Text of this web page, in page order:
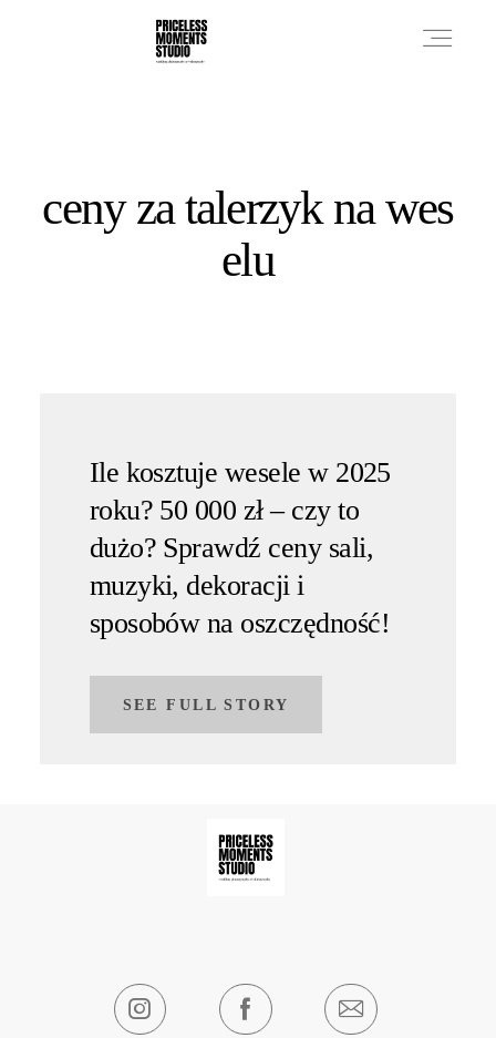
ceny za talerzyk na wes
elu
Ile kosztuje wesele w 2025
roku? 50 000 zł – czy to
dużo? Sprawdź ceny sali,
muzyki, dekoracji i
sposobów na oszczędność!
SEE FULL STORY
PHOTO WORKS